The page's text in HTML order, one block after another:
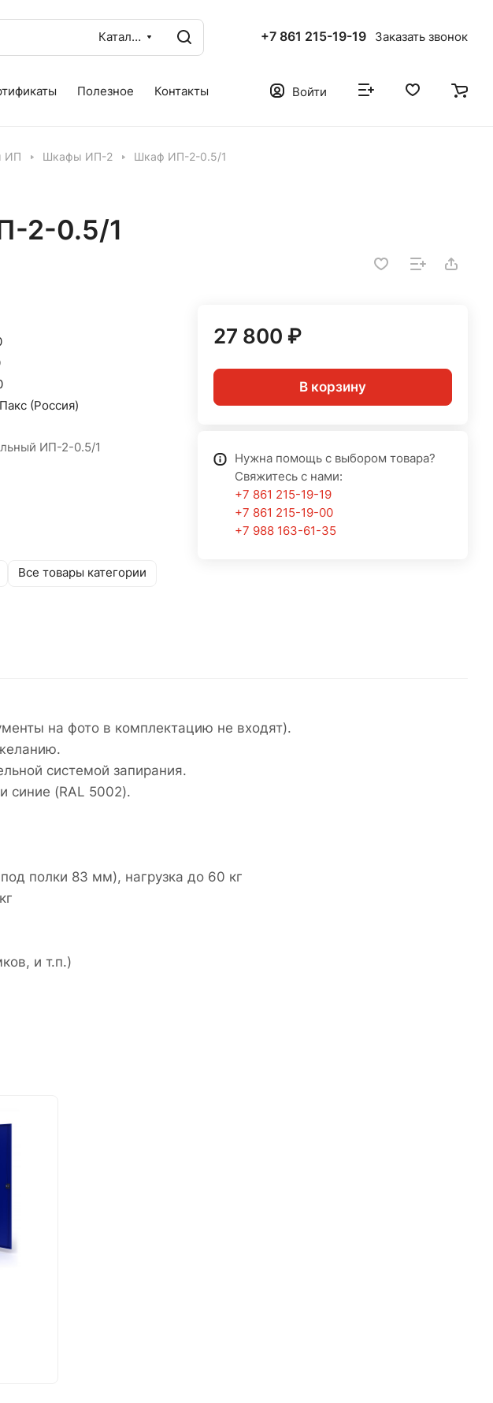
Каталог +7 861 215-19-19 Заказать звонок
Полезное Контакты Войти
ИП Шкафы ИП-2 Шкаф ИП-2-0.5/1
2-0.5/1
Пакс (Россия)
ИП-2-0.5/1
Все товары категории
27 800 ₽
В корзину
Нужна помощь с выбором товара?
Свяжитесь с нами:
+7 861 215-19-19
+7 861 215-19-00
+7 988 163-61-35
на фото в комплектацию не входят).
системой запирания.
синие (RAL 5002).
полки 83 мм), нагрузка до 60 кг
и т.п.)